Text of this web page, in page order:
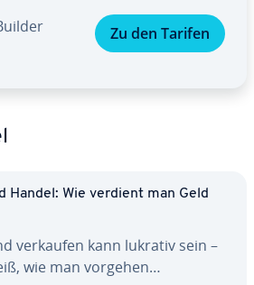
Zu den Tarifen
Handel: Wie verdient man Geld
verkaufen kann lukrativ sein –
wie man vorgehen…